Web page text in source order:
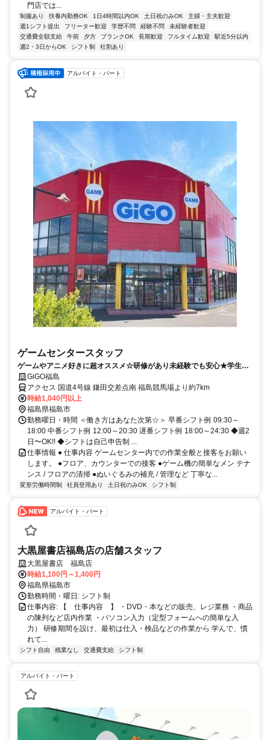
門店では...
制服あり 扶養内勤務OK 1日4時間以内OK 土日祝のみOK
主婦・主夫歓迎
週1シフト提出
フリーター歓迎 学歴不問 経験不問
未経験者歓迎
交通費全額支給
午前 夕方 ブランクOK 長期歓迎 フルタイム歓迎
駅近5分以内
週2・3日からOK
シフト制 社割あり
アルバイト・パート
ゲームセンタースタッフ
ゲームやアニメ好きに超オススメ☆研修があり未経験でも安心★学生〜
主婦(夫)まで幅広く活躍中☆
GiGO福島
アクセス 国道4号線 鎌田交差点南 福島競馬場より約7km
時給1,040円以上
福島県福島市
勤務曜日・時間 ＜働き方はあなた次第☆＞ 早番シフト例 09:30～
18:00 中番シフト例 12:00～20:30 遅番シフト例 18:00～24:30 ◆週2
日〜OK!! ◆シフトは自己申告制 ...
仕事情報 ● 仕事内容 ゲームセンター内での作業全般と接客をお願い
します。 ●フロア、カウンターでの接客 ●ゲーム機の簡単なメン テナ
ンス / フロアの清掃 ●ぬいぐるみの補充 / 管理など 丁寧な...
変形労働時間制 社員登用あり 土日祝のみOK シフト制
アルバイト・パート
大黒屋書店福島店の店舗スタッフ
大黒屋書店 福島店
時給1,100円～1,400円
福島県福島市
勤務時間・曜日: シフト制
仕事内容: 【 仕事内容 】 ・DVD・本などの販売、レジ業務 ・商品
の陳列など店内作業 ・パソコン入力（定型フォームへの簡単な入
力） 研修期間を設け、最初は仕入・検品などの作業から 学んで、慣
れて...
シフト自由 残業なし 交通費支給 シフト制
アルバイト・パート